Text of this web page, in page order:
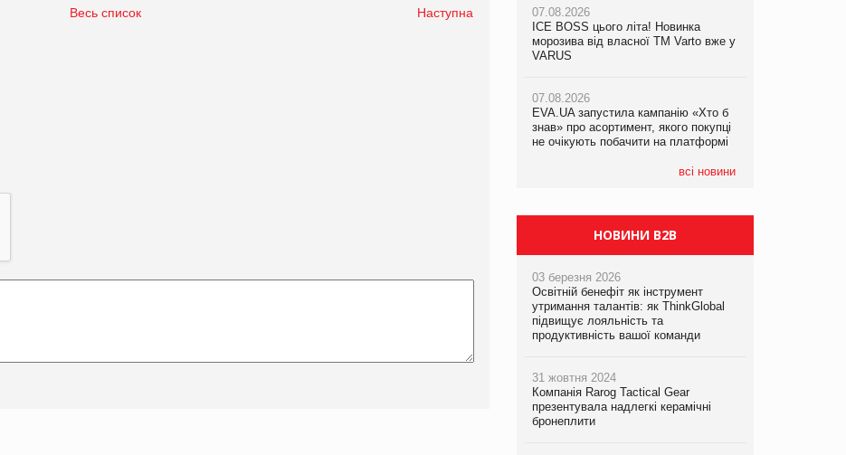
Весь список Наступна
07.08.2026
ICE BOSS цього літа! Новинка
морозива від власної ТМ Varto вже у
VARUS
07.08.2026
EVA.UA запустила кампанію «Хто б
знав» про асортимент, якого покупці
не очікують побачити на платформі
всі новини
06.08.2026
Смачна новинка для хвостатих: у
VARUS з’явилися паучі Varto Paw
05.08.2026
Мережа супермаркетів VARUS купує
мережу магазинів формату
компанія налічуватиме 374 магазини
07.08.2026
Франція заборонила рекламні дзвінки
НОВИНИ B2B
03 березня 2026
Освітній бенефіт як інструмент
утримання талантів: як ThinkGlobal
підвищує лояльність та
продуктивність вашої команди
31 жовтня 2024
Компанія Rarog Tactical Gear
презентувала надлегкі керамічні
бронеплити